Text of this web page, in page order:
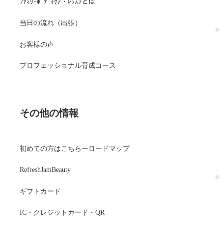
ﾌｧﾐﾘｰﾎﾞﾃﾞｨｹｱ・ﾚｯｽﾝとは
当日の流れ（出張）
お客様の声
プロフェッショナル育成コース
その他の情報
初めての方はこちらーロードマップ
RefreshJamBeauty
ギフトカード
IC・クレジットカード・QR